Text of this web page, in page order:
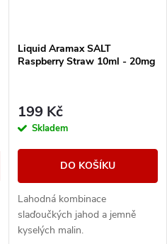
Liquid Aramax SALT
Raspberry Straw 10ml - 20mg
199 Kč
Skladem
DO KOŠÍKU
Lahodná kombinace
slaďoučkých jahod a jemně
kyselých malin.